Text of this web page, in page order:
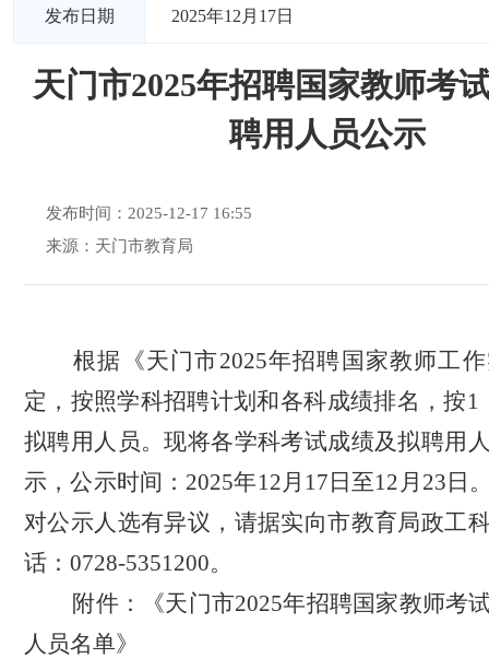
发布日期 2025年12月17日
天门市2025年招聘国家教师考
聘用人员公示
发布时间：2025-12-17 16:55
来源：天门市教育局
根据《天门市2025年招聘 国家教师工
定， 按照学科招聘计划和各科成绩排名，按1
拟聘用人员。现将各学科考试成绩及拟聘用
示，公示时间： 2025年12月 17 日至12月23 日
对公示人选有异议，请据实向市教育局政工
话： 0728-5351200。
附件：《天门市2025年招聘国家教师考
人员名单》